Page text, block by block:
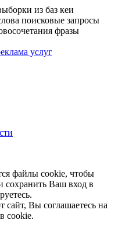
из баз кеи
поисковые запросы
фразы
услуг
файлы cookie, чтобы
сохранить Ваш вход в
сайт, Вы соглашаетесь на
cookie.